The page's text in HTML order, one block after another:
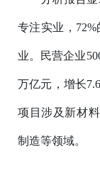
专注实业，
业。民营企业
万亿元，增长
项目涉及新材
制造等领域。